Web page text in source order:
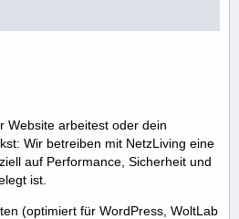
Website arbeitest oder dein
Wir betreiben mit NetzLiving eine
auf Performance, Sicherheit und
ist.
(optimiert für WordPress, WoltLab